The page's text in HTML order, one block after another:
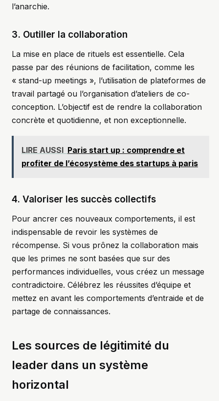
l’anarchie.
3. Outiller la collaboration
La mise en place de rituels est essentielle. Cela
passe par des réunions de facilitation, comme les
« stand-up meetings », l’utilisation de plateformes de
travail partagé ou l’organisation d’ateliers de co-
conception. L’objectif est de rendre la collaboration
concrète et quotidienne, et non exceptionnelle.
LIRE AUSSI Paris start up : comprendre et
profiter de l’écosystème des startups à paris
4. Valoriser les succès collectifs
Pour ancrer ces nouveaux comportements, il est
indispensable de revoir les systèmes de
récompense. Si vous prônez la collaboration mais
que les primes ne sont basées que sur des
performances individuelles, vous créez un message
contradictoire. Célébrez les réussites d’équipe et
mettez en avant les comportements d’entraide et de
partage de connaissances.
Les sources de légitimité du
leader dans un système
horizontal